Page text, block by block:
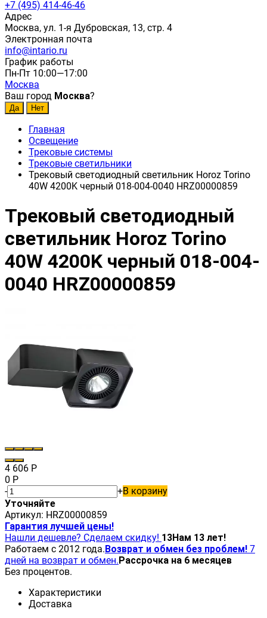
+7 (495) 414-46-46
Адрес
Москва, ул. 1-я Дубровская, 13, стр. 4
Электронная почта
info@intario.ru
График работы
Пн-Пт 10:00—17:00
Москва
Ваш город Москва?
Главная
Освещение
Трековые системы
Трековые светильники
Трековый светодиодный светильник Horoz Torino
40W 4200K черный 018-004-0040 HRZ00000859
Трековый светодиодный
светильник Horoz Torino
40W 4200K черный 018-004-
0040 HRZ00000859
4 606 Р
0 Р
-
+В корзину
Уточняйте
Артикул: HRZ00000859
Гарантия лучшей цены!
Нашли дешевле? Сделаем скидку! 13Нам 13 лет!
Работаем с 2012 года.Возврат и обмен без проблем! 7
дней на возврат и обмен.Рассрочка на 6 месяцев
Без процентов.
Характеристики
Доставка